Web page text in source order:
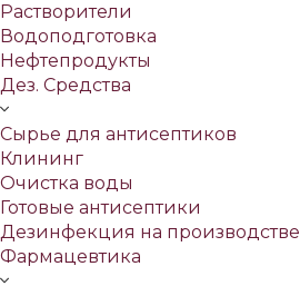
Растворители
Водоподготовка
Нефтепродукты
Дез. Средства
Сырье для антисептиков
Клининг
Очистка воды
Готовые антисептики
Дезинфекция на производстве
Фармацевтика